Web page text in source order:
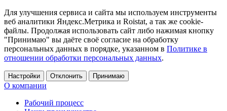
Для улучшения сервиса и сайта мы используем инструменты
веб аналитики Яндекс.Метрика и Roistat, а так же cookie-
файлы. Продолжая использовать сайт либо нажимая кнопку
"Принимаю" вы даёте своё согласие на обработку
персональных данных в порядке, указанном в Политике в
отношении обработки персональных данных.
Настройки Отклонить Принимаю
О компании
Рабочий процесс